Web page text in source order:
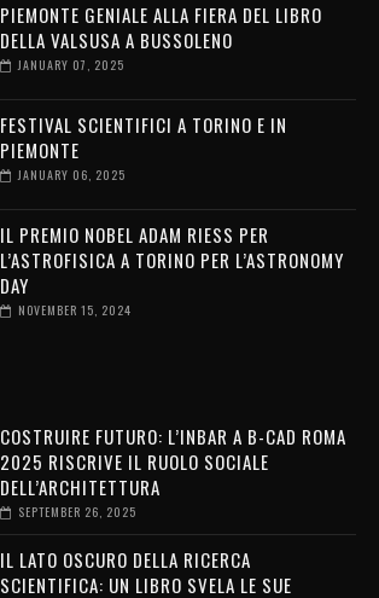
PIEMONTE GENIALE ALLA FIERA DEL LIBRO
DELLA VALSUSA A BUSSOLENO
JANUARY 07, 2025
FESTIVAL SCIENTIFICI A TORINO E IN
PIEMONTE
JANUARY 06, 2025
IL PREMIO NOBEL ADAM RIESS PER
L’ASTROFISICA A TORINO PER L’ASTRONOMY
DAY
NOVEMBER 15, 2024
COSTRUIRE FUTURO: L’INBAR A B-CAD ROMA
2025 RISCRIVE IL RUOLO SOCIALE
DELL’ARCHITETTURA
SEPTEMBER 26, 2025
IL LATO OSCURO DELLA RICERCA
SCIENTIFICA: UN LIBRO SVELA LE SUE